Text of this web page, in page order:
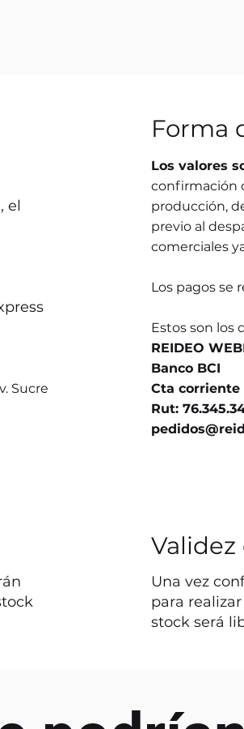
el
Sucre
Forma
Los valores
confirmación
producción,
previo al
comerciales
Los pagos se
Estos son los
REIDEO
Banco BCI
Cta corriente
Rut:
Una vez
para
stock será